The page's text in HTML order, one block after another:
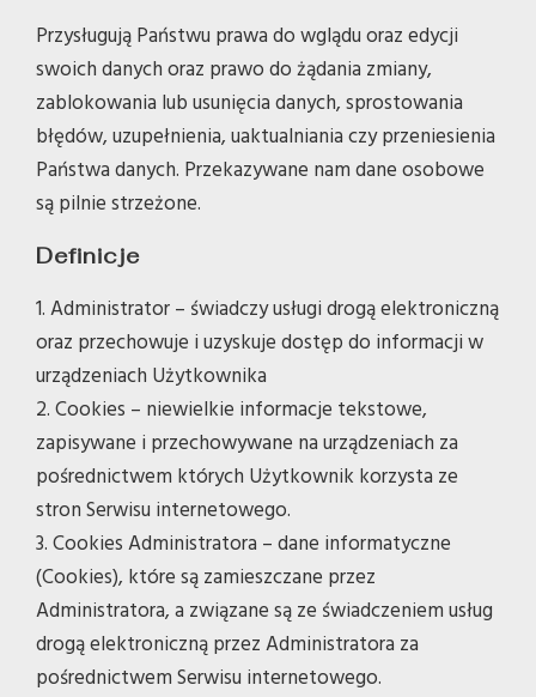
Przysługują Państwu prawa do wglądu oraz edycji
swoich danych oraz prawo do żądania zmiany,
zablokowania lub usunięcia danych, sprostowania
błędów, uzupełnienia, uaktualniania czy przeniesienia
Państwa danych. Przekazywane nam dane osobowe
są pilnie strzeżone.
Definicje
1. Administrator – świadczy usługi drogą elektroniczną
oraz przechowuje i uzyskuje dostęp do informacji w
urządzeniach Użytkownika
2. Cookies – niewielkie informacje tekstowe,
zapisywane i przechowywane na urządzeniach za
pośrednictwem których Użytkownik korzysta ze
stron Serwisu internetowego.
3. Cookies Administratora – dane informatyczne
(Cookies), które są zamieszczane przez
Administratora, a związane są ze świadczeniem usług
drogą elektroniczną przez Administratora za
pośrednictwem Serwisu internetowego.